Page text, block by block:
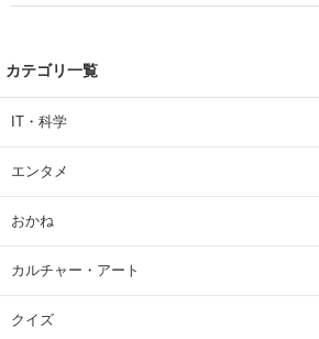
カテゴリ一覧
IT・科学
エンタメ
おかね
カルチャー・アート
クイズ